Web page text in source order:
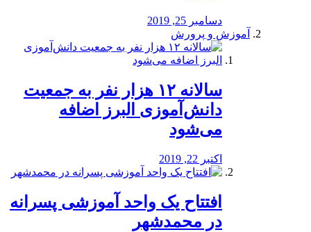
دسامبر 25, 2019
آموزش و پرورش
️سالانه ۱۲ هزار نفر به جمعیت
دانش‌آموزی البرز اضافه
می‌شود
اکتبر 22, 2019
افتتاح یک واحد آموزشی پسرانه
در محمدشهر